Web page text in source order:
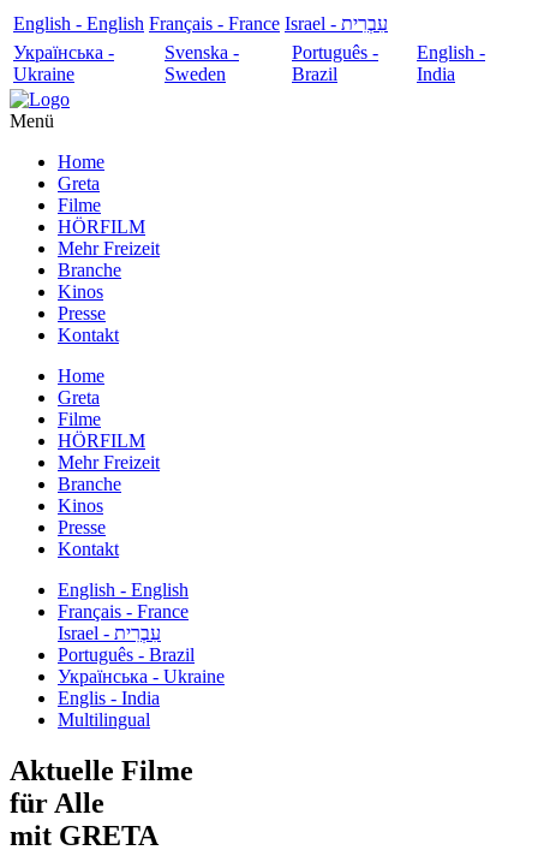
English - English Français - France
עִבְרִית - Israel
Українська -
Ukraine
Svenska -
Sweden
Português -
Brazil
English -
India
Menü
Home
Greta
Filme
HÖRFILM
Mehr Freizeit
Branche
Kinos
Presse
Kontakt
Home
Greta
Filme
HÖRFILM
Mehr Freizeit
Branche
Kinos
Presse
Kontakt
English - English
Français - France
עִבְרִית - Israel
Português - Brazil
Українська - Ukraine
Englis - India
Multilingual
Aktuelle Filme
für Alle
mit GRETA